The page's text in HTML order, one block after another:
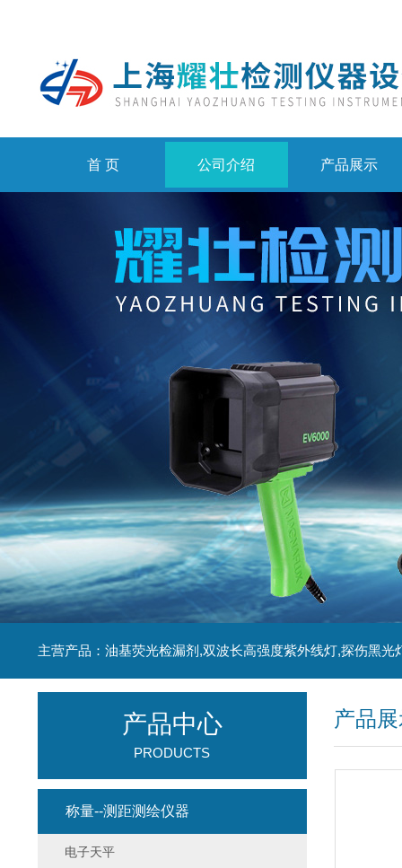
首 页 公司介绍 产品展示
主营产品：油基荧光检漏剂,双波长高强度紫外线灯,探伤黑光
产品
产品中心
PRODUCTS
称量--测距测绘仪器
电子天平